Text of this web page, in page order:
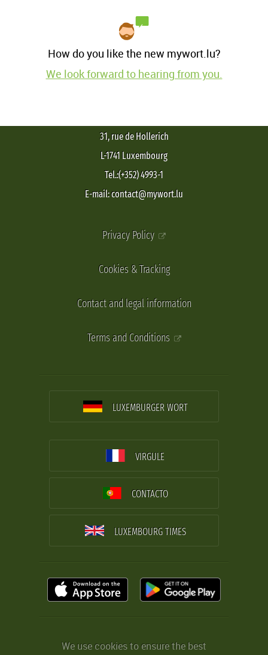
How do you like the new mywort.lu?
We look forward to hearing from you.
31, rue de Hollerich
L-1741 Luxembourg
Tel.:(+352) 4993-1
E-mail: contact@mywort.lu
Privacy Policy
Cookies & Tracking
Contact and legal information
Terms and Conditions
LUXEMBURGER WORT
VIRGULE
CONTACTO
LUXEMBOURG TIMES
We use cookies to ensure the best